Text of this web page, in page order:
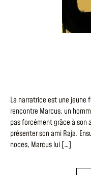
La narratrice est une jeune
rencontre Marcus, un
pas forcément grâce à son
présenter son ami Raja.
noces, Marcus lui […]